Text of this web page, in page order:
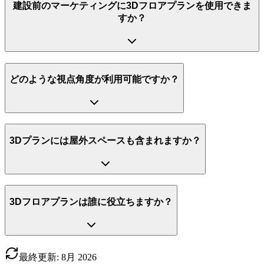
建設前のマーケティングに3Dフロアプランを使用できま
すか？
どのような視点角度が利用可能ですか？
3Dプランには屋外スペースも含まれますか？
3Dフロアプランは誰に役立ちますか？
最終更新: 8月 2026